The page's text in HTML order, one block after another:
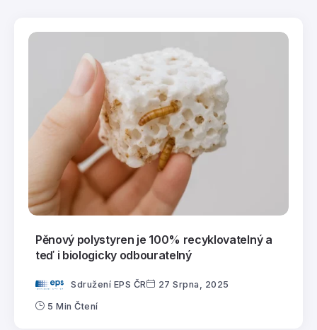
Pěnový polystyren je 100% recyklovatelný a
teď i biologicky odbouratelný
Sdružení EPS ČR 27 Srpna, 2025
5 Min Čtení